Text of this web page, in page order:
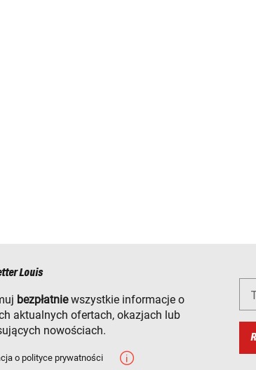
Louis
bezpłatniewszystkie informacje o
aktualnych ofertach, okazjach lub
nowościach.
o polityce prywatności